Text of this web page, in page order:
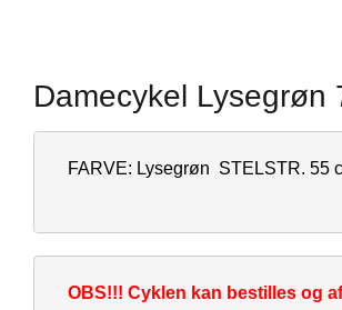
Damecykel Lysegrøn
FARVE: Lysegrøn STELSTR. 55
OBS!!! Cyklen kan bestilles og